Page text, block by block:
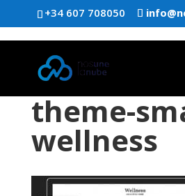
+34 607 708050
theme-
wellness